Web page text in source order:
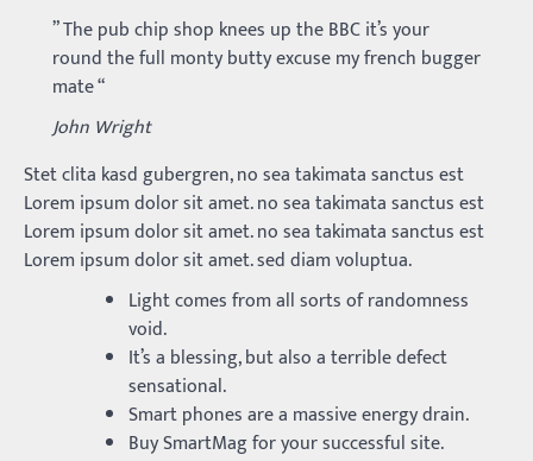
” The pub chip shop knees up the BBC it’s your
round the full monty butty excuse my french bugger
mate “
John Wright
Stet clita kasd gubergren, no sea takimata sanctus est
Lorem ipsum dolor sit amet. no sea takimata sanctus est
Lorem ipsum dolor sit amet. no sea takimata sanctus est
Lorem ipsum dolor sit amet. sed diam voluptua.
Light comes from all sorts of randomness
void.
It’s a blessing, but also a terrible defect
sensational.
Smart phones are a massive energy drain.
Buy SmartMag for your successful site.